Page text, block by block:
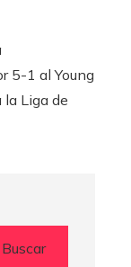
5-1 al Young
la Liga de
Buscar